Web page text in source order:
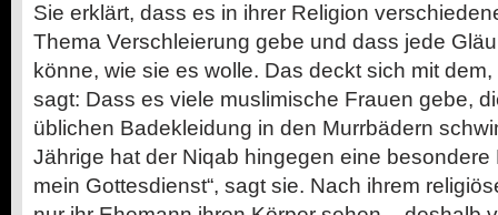
Sie erklärt, dass es in ihrer Religion
Thema Verschleierung gebe und dass jede
könne, wie sie es wolle. Das deckt sich mit
sagt: Dass es viele muslimische Frauen gebe,
üblichen Badekleidung in den Murrbädern
Jährige hat der Niqab hingegen eine besondere
mein Gottesdienst“, sagt sie. Nach ihrem